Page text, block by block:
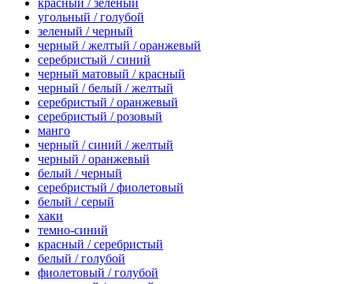
красный / зеленый
угольный / голубой
зеленый / черный
черный / желтый / оранжевый
серебристый / синий
черный матовый / красный
черный / белый / желтый
серебристый / оранжевый
серебристый / розовый
манго
черный / синий / желтый
черный / оранжевый
белый / черный
серебристый / фиолетовый
белый / серый
хаки
темно-синий
красный / серебристый
белый / голубой
фиолетовый / голубой